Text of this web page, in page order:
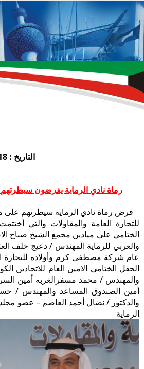
التاريخ : 22/12/2018
رماة نادي الرماية يفرضون
فرض رماة نادي الرماية سيطرتهم
للتجارة العامة والمقاولات والتي
الختامي على ميادين مجمع الشيخ صباح
والعربي للرماية المهندس / دعيج
عام شركة مصطفى كرم وأولاده للتجارة
الحفل الختامي الامين العام للاتحادين
والمهندس / محمد مسفرالغربه أمين
أمين الصندوق المساعد والمهندس /
والدكتور / نضال أحمد العاصم – عضو
الرماية